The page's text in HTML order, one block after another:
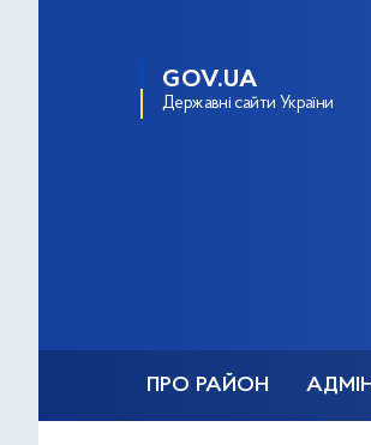
GOV.UA
Державні сайти України
ПРО РАЙОН